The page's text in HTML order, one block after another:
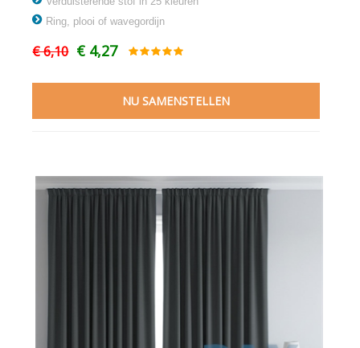
Ring, plooi of wavegordijn
€ 6,10 € 4,27